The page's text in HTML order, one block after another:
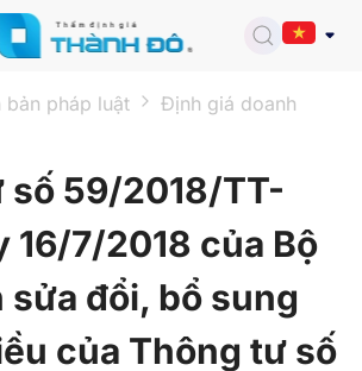
bản pháp luật
Định giá doanh
số 59/2018/TT-
16/7/2018 của Bộ
sửa đổi, bổ sung
của Thông tư số